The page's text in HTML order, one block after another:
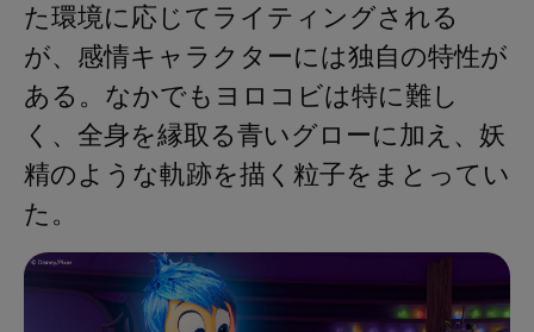
た環境に応じてライティングされる
が、感情キャラクターには独自の特性が
ある。なかでもヨロコビは特に難し
く、全身を縁取る青いグローに加え、妖
精のような軌跡を描く粒子をまとってい
た。